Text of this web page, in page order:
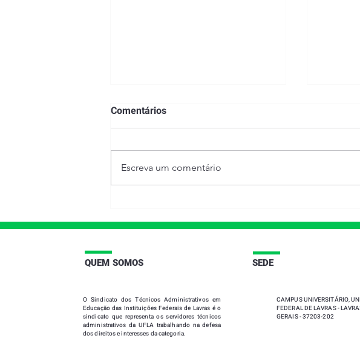
PENSIONISTAS
Comentários
Escreva um comentário
|
QUEM SOMOS
OSindicato dos Técnicos Administrativos em
Educação das Instituições Federais de Lavras é o
sindicato que representa os servidores técnicos
administrativos da UFLA trabalhando na defesa
dos direitos e interesses da categoria.
|
SEDE
CAMPUS UNIVERSITÁRIO,
FEDERAL DE LAVRAS -
GERAIS - 37203-202